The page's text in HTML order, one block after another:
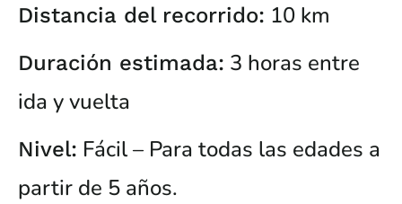
Distancia del recorrido: 10 km
Duración estimada: 3 horas entre
ida y vuelta
Nivel: Fácil – Para todas las edades a
partir de 5 años.